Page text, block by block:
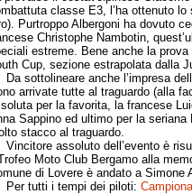
classe E3, l’ha ottenuto
Purtroppo Albergoni ha dovuto
Christophe Nambotin,
estreme. Bene anche la
Cup, sezione estrapolata dalla
sottolineare anche l’impresa
arrivate tutte al traguardo (alla
per la favorita, la francese
Sappino ed ultimo per la
stacco al traguardo.
assoluto dell’evento è
Moto Club Bergamo alla
di Lovere è andato a
tutti i tempi dei piloti: